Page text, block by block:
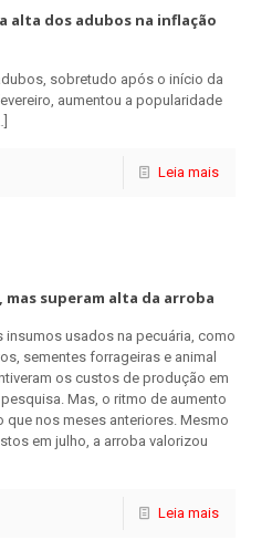
alta dos adubos na inflação
sobretudo após o início da
aumentou a popularidade
Leia mais
mas superam alta da arroba
usados na pecuária, como
sementes forrageiras e animal
os custos de produção em
Mas, o ritmo de aumento
nos meses anteriores. Mesmo
em julho, a arroba valorizou
Leia mais